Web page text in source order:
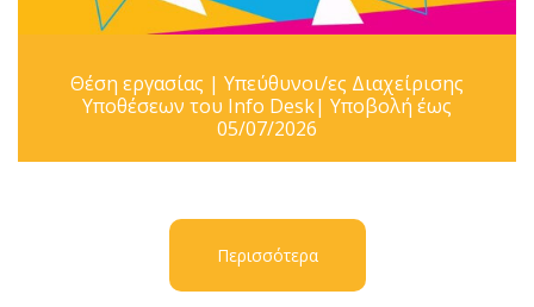
Θέση εργασίας | Υπεύθυνοι/ες Διαχείρισης
Υποθέσεων του Info Desk| Υποβολή έως
05/07/2026
Περισσότερα